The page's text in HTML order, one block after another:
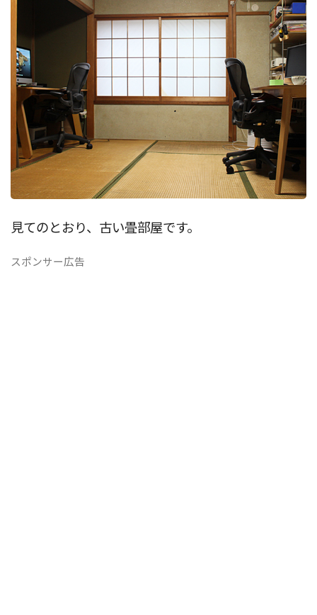
見てのとおり、古い畳部屋です。
スポンサー広告